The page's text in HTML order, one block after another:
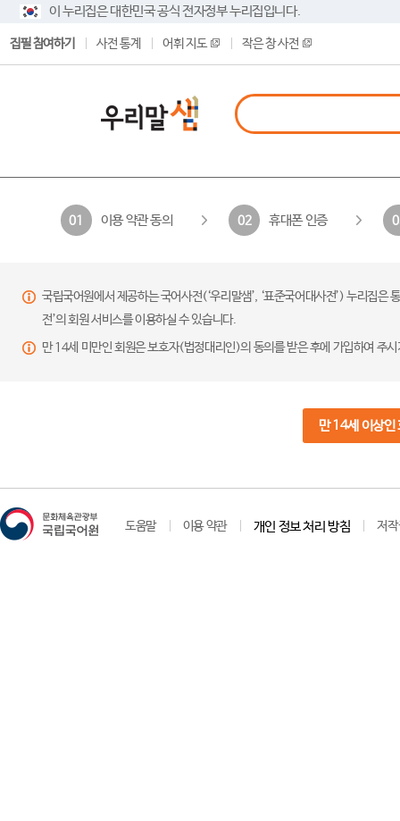
이 누리집은 대한민국 공식 전자정부 누리집입니다.
집필 참여하기 사전 통계 어휘 지도 작은 창 사전
01 이용 약관 동의 02 휴대폰 인증
국립국어원에서 제공하는 국어사전(‘우리말샘’, ‘표준국어대사전’) 누리집
전’의 회원 서비스를 이용하실 수 있습니다.
만 14세 미만인 회원은 보호자(법정대리인)의 동의를 받은 후에 가입하여 주
만 14세 이상인
도움말 이용 약관 개인 정보 처리 방침 저